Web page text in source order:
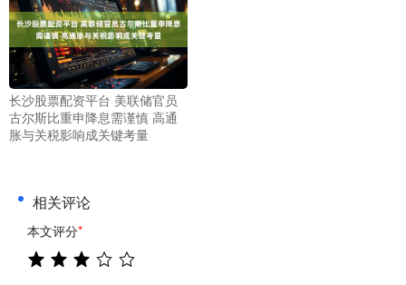
长沙股票配资平台 美联储官员
古尔斯比重申降息需谨慎 高通
胀与关税影响成关键考量
相关评论
本文评分*